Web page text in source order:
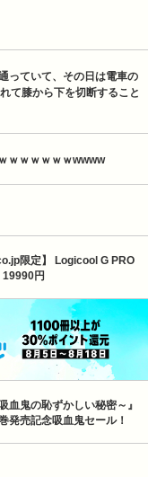
っていて、その日は電車の
て膝から下を切断すること
ｗｗｗｗｗｗwwww
限定】 Logicool G PRO
円
血鬼の恥ずかしい秘密～』
発売記念吸血鬼セール！